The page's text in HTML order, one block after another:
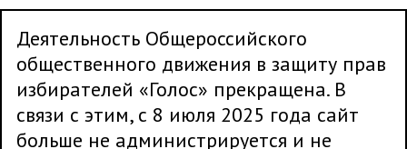
Деятельность Общероссийского
общественного движения в защиту прав
избирателей «Голос» прекращена. В
связи с этим, с 8 июля 2025 года сайт
больше не администрируется и не